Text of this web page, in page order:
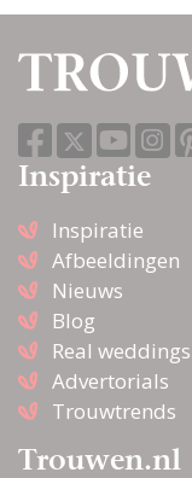
Inspiratie
Inspiratie
Afbeeldingen
Nieuws
Blog
Real weddings
Advertorials
Trouwtrends
Trouwen.nl